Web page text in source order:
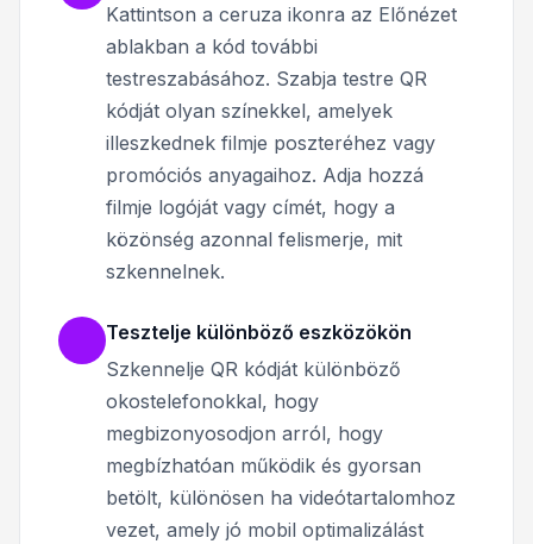
Kattintson a ceruza ikonra az Előnézet
ablakban a kód további
testreszabásához. Szabja testre QR
kódját olyan színekkel, amelyek
illeszkednek filmje poszteréhez vagy
promóciós anyagaihoz. Adja hozzá
filmje logóját vagy címét, hogy a
közönség azonnal felismerje, mit
szkennelnek.
Tesztelje különböző eszközökön
Szkennelje QR kódját különböző
okostelefonokkal, hogy
megbizonyosodjon arról, hogy
megbízhatóan működik és gyorsan
betölt, különösen ha videótartalomhoz
vezet, amely jó mobil optimalizálást